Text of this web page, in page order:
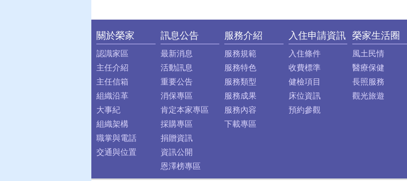
:::
關於榮家
認識家區
主任介紹
主任信箱
組織沿革
大事紀
組織架構
職掌與電話
交通與位置
訊息公告
最新消息
活動訊息
重要公告
消保專區
肯定本家專區
採購專區
捐贈資訊
資訊公開
恩澤榜專區
服務介紹
服務規範
服務特色
服務類型
服務成果
服務內容
下載專區
入住申請資訊
入住條件
收費標準
健檢項目
床位資訊
預約參觀
榮家生活圈
風土民情
醫療保健
長照服務
觀光旅遊